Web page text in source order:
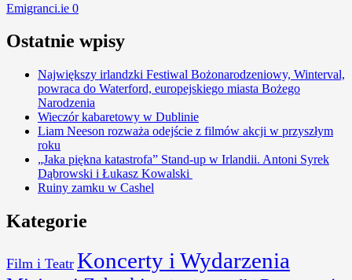
Emigranci.ie 0
Ostatnie wpisy
Największy irlandzki Festiwal Bożonarodzeniowy, Winterval,
powraca do Waterford, europejskiego miasta Bożego
Narodzenia
Wieczór kabaretowy w Dublinie
Liam Neeson rozważa odejście z filmów akcji w przyszłym
roku
„Jaka piękna katastrofa” Stand-up w Irlandii. Antoni Syrek
Dąbrowski i Łukasz Kowalski
Ruiny zamku w Cashel
Kategorie
Film i Teatr Koncerty i Wydarzenia